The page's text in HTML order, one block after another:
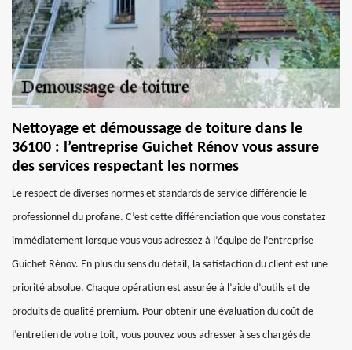
Nettoyage et démoussage de toiture dans le
36100 : l’entreprise Guichet Rénov vous assure
des services respectant les normes
Le respect de diverses normes et standards de service différencie le
professionnel du profane. C’est cette différenciation que vous constatez
immédiatement lorsque vous vous adressez à l’équipe de l’entreprise
Guichet Rénov. En plus du sens du détail, la satisfaction du client est une
priorité absolue. Chaque opération est assurée à l’aide d’outils et de
produits de qualité premium. Pour obtenir une évaluation du coût de
l’entretien de votre toit, vous pouvez vous adresser à ses chargés de